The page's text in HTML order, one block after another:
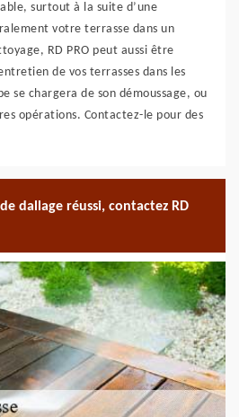
surtout à la suite d’une
votre terrasse dans un
RD PRO peut aussi être
de vos terrasses dans les
se chargera de son démoussage, ou
opérations. Contactez-le pour des
dallage réussi, contactez RD